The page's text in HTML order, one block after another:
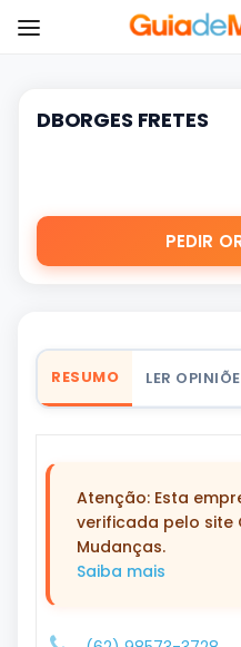
DBORGES FRETES
PEDIR
RESUMO LER
Atenção: Esta
verificada pelo site
Mudanças.
Saiba mais